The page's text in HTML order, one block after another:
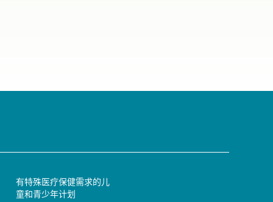
有特殊医疗保健需求的儿
童和青少年计划